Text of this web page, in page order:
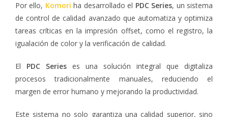
Por ello, Komori ha desarrollado el PDC Series, un sistema
de control de calidad avanzado que automatiza y optimiza
tareas críticas en la impresión offset, como el registro, la
igualación de color y la verificación de calidad.
El PDC Series es una solución integral que digitaliza
procesos tradicionalmente manuales, reduciendo el
margen de error humano y mejorando la productividad.
Este sistema no solo garantiza una calidad superior, sino